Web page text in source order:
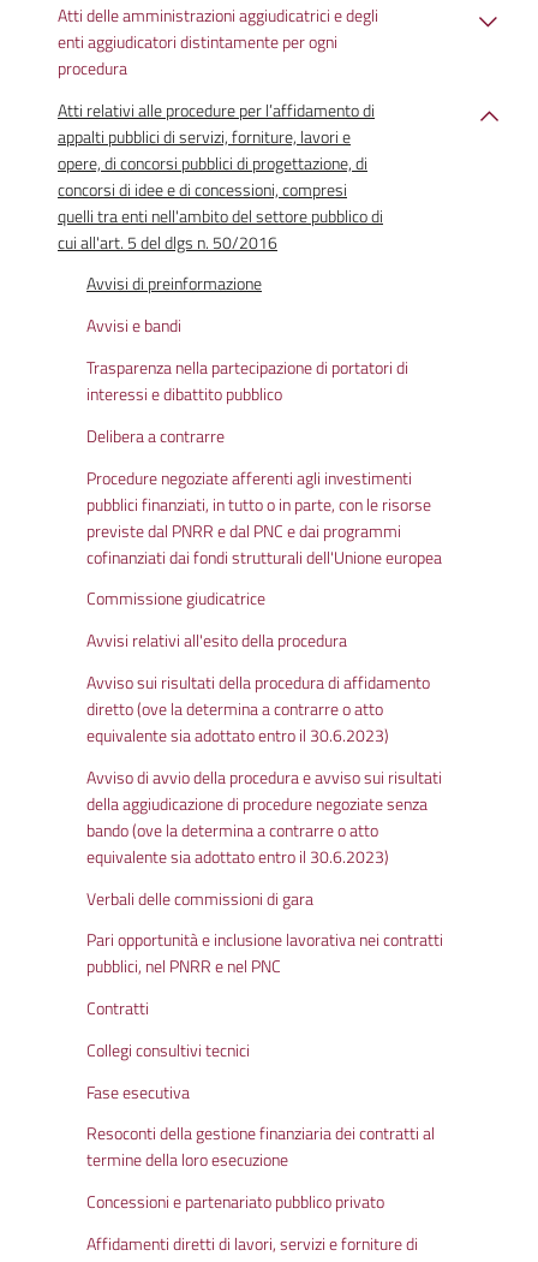
Atti delle amministrazioni aggiudicatrici e degli
enti aggiudicatori distintamente per ogni
procedura
Atti relativi alle procedure per l’affidamento di
appalti pubblici di servizi, forniture, lavori e
opere, di concorsi pubblici di progettazione, di
concorsi di idee e di concessioni, compresi
quelli tra enti nell'ambito del settore pubblico di
cui all'art. 5 del dlgs n. 50/2016
Avvisi di preinformazione
Avvisi e bandi
Trasparenza nella partecipazione di portatori di
interessi e dibattito pubblico
Delibera a contrarre
Procedure negoziate afferenti agli investimenti
pubblici finanziati, in tutto o in parte, con le risorse
previste dal PNRR e dal PNC e dai programmi
cofinanziati dai fondi strutturali dell'Unione europea
Commissione giudicatrice
Avvisi relativi all'esito della procedura
Avviso sui risultati della procedura di affidamento
diretto (ove la determina a contrarre o atto
equivalente sia adottato entro il 30.6.2023)
Avviso di avvio della procedura e avviso sui risultati
della aggiudicazione di procedure negoziate senza
bando (ove la determina a contrarre o atto
equivalente sia adottato entro il 30.6.2023)
Verbali delle commissioni di gara
Pari opportunità e inclusione lavorativa nei contratti
pubblici, nel PNRR e nel PNC
Contratti
Collegi consultivi tecnici
Fase esecutiva
Resoconti della gestione finanziaria dei contratti al
termine della loro esecuzione
Concessioni e partenariato pubblico privato
Affidamenti diretti di lavori, servizi e forniture di